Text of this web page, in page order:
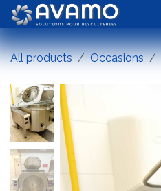
Se rendre au contenu
All products Occasions